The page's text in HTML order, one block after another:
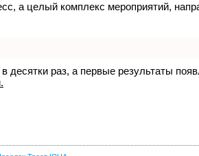
а целый комплекс мероприятий,
десятки раз, а первые результаты